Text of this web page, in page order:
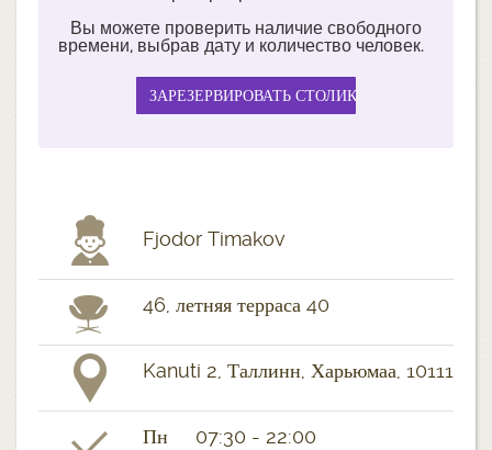
Вы можете проверить наличие свободного
времени, выбрав дату и количество человек.
Fjodor Timakov
46, летняя терраса 40
Kanuti 2, Таллинн, Харьюмаа, 10111
Пн 07:30 - 22:00